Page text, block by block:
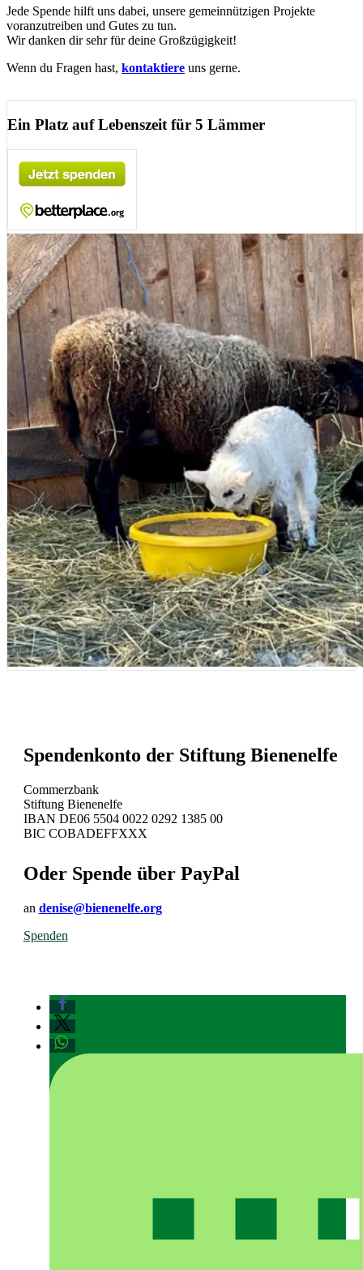
Jede Spende hilft uns dabei, unsere gemeinnützigen Projekte
voranzutreiben und Gutes zu tun.
Wir danken dir sehr für deine Großzügigkeit!
Wenn du Fragen hast, kontaktiere uns gerne.
Ein Platz auf Lebenszeit für 5 Lämmer
Spendenkonto der Stiftung Bienenelfe
Commerzbank
Stiftung Bienenelfe
IBAN DE06 5504 0022 0292 1385 00
BIC COBADEFFXXX
Oder Spende über PayPal
an denise@bienenelfe.org
Spenden